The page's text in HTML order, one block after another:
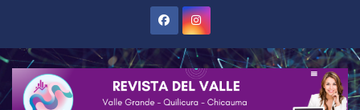
contenido